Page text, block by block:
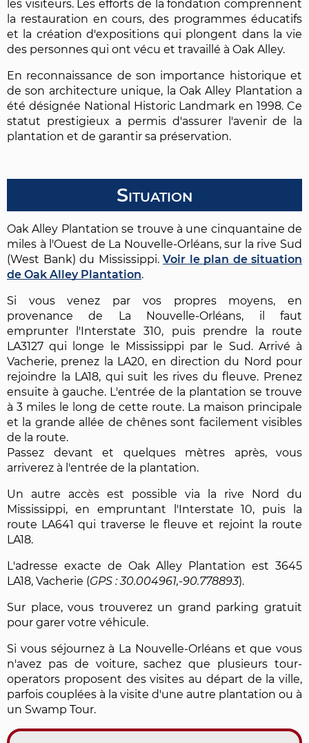
les visiteurs. Les efforts de la fondation comprennent
la restauration en cours, des programmes éducatifs
et la création d'expositions qui plongent dans la vie
des personnes qui ont vécu et travaillé à Oak Alley.
En reconnaissance de son importance historique et
de son architecture unique, la Oak Alley Plantation a
été désignée National Historic Landmark en 1998. Ce
statut prestigieux a permis d'assurer l'avenir de la
plantation et de garantir sa préservation.
Situation
Oak Alley Plantation se trouve à une cinquantaine de
miles à l'Ouest de La Nouvelle-Orléans, sur la rive Sud
(West Bank) du Mississippi. Voir le plan de situation
de Oak Alley Plantation.
Si vous venez par vos propres moyens, en
provenance de La Nouvelle-Orléans, il faut
emprunter l'Interstate 310, puis prendre la route
LA3127 qui longe le Mississippi par le Sud. Arrivé à
Vacherie, prenez la LA20, en direction du Nord pour
rejoindre la LA18, qui suit les rives du fleuve. Prenez
ensuite à gauche. L'entrée de la plantation se trouve
à 3 miles le long de cette route. La maison principale
et la grande allée de chênes sont facilement visibles
de la route.
Passez devant et quelques mètres après, vous
arriverez à l'entrée de la plantation.
Un autre accès est possible via la rive Nord du
Mississippi, en empruntant l'Interstate 10, puis la
route LA641 qui traverse le fleuve et rejoint la route
LA18.
L'adresse exacte de Oak Alley Plantation est 3645
LA18, Vacherie (
30.004961,-90.778893).
Sur place, vous trouverez un grand parking gratuit
pour garer votre véhicule.
Si vous séjournez à La Nouvelle-Orléans et que vous
n'avez pas de voiture, sachez que plusieurs tour-
operators proposent des visites au départ de la ville,
parfois couplées à la visite d'une autre plantation ou à
un Swamp Tour.